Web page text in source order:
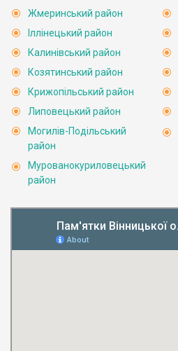
Жмеринський район
Іллінецький район
Калинівський район
Козятинський район
Крижопільський район
Липовецький район
Могилів-Подільський
район
Мурованокуриловецький
район